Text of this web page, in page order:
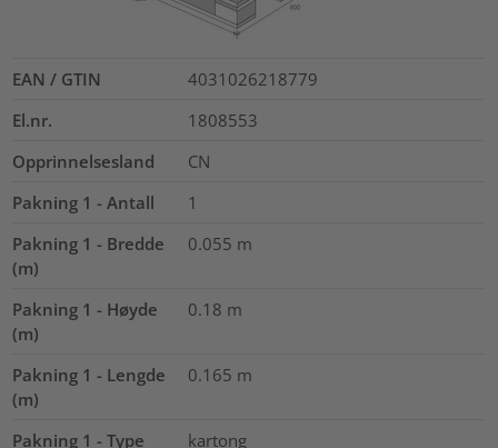
EAN / GTIN
4031026218779
El.nr.
1808553
Opprinnelsesland
CN
Pakning 1 - Antall
1
Pakning 1 - Bredde
(m)
0.055 m
Pakning 1 - Høyde
(m)
0.18 m
Pakning 1 - Lengde
(m)
0.165 m
Pakning 1 - Type kartong